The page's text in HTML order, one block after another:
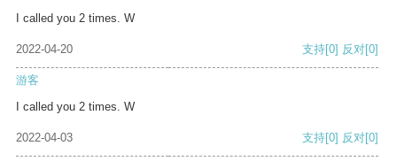
I called you 2 times. W
2022-04-20 支持[0] 反对[0]
游客
I called you 2 times. W
2022-04-03 支持[0] 反对[0]